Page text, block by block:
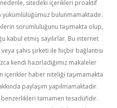
sitedeki içerikleri proaktif
bulunmamaktadır.
sorumluluğunu taşımakta olup,
kabul etmiş sayılırlar. Bu internet
şahıs şirketi ile hiçbir bağlantısı
kendi hazırladığımız makaleler
içerikler haber niteliği taşımamakta
paylaşım yapılmamaktadır.
tamamen tesadüfidir.